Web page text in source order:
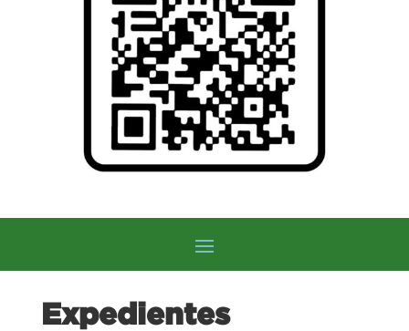
Expedientes